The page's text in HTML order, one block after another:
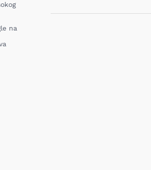
na